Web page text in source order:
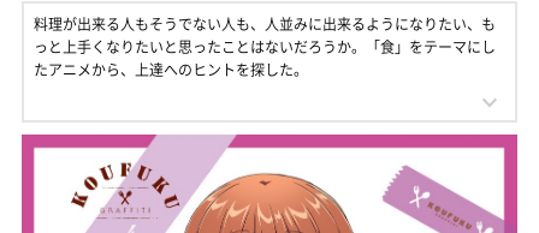
料理が出来る人もそうでない人も、人並みに出来るようになりたい、も
っと上手くなりたいと思ったことはないだろうか。「食」をテーマにし
たアニメから、上達へのヒントを探した。